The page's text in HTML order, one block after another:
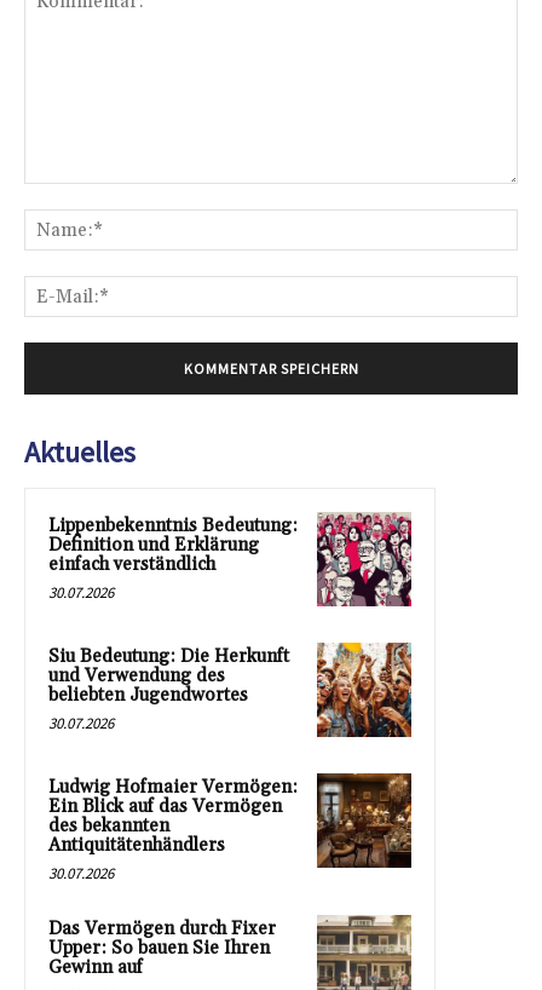
Aktuelles
Lippenbekenntnis Bedeutung:
Definition und Erklärung
einfach verständlich
30.07.2026
Siu Bedeutung: Die Herkunft
und Verwendung des
beliebten Jugendwortes
30.07.2026
Ludwig Hofmaier Vermögen:
Ein Blick auf das Vermögen
des bekannten
Antiquitätenhändlers
30.07.2026
Das Vermögen durch Fixer
Upper: So bauen Sie Ihren
Gewinn auf